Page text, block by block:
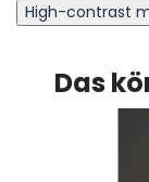
High-contrast
Das